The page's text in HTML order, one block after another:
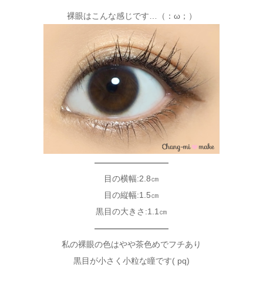
裸眼はこんな感じです…（：ω；）
—————————
目の横幅:2.8㎝
目の縦幅:1.5㎝
黒目の大きさ:1.1㎝
—————————
私の裸眼の色はやや茶色めでフチあり
黒目が小さく小粒な瞳です( pq)